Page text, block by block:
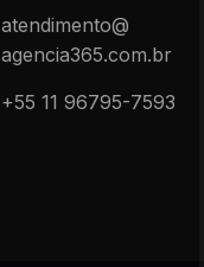
atendimento@
agencia365.com.br
+55 11 96795-7593